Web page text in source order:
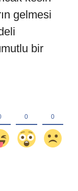
gelmesi
bir